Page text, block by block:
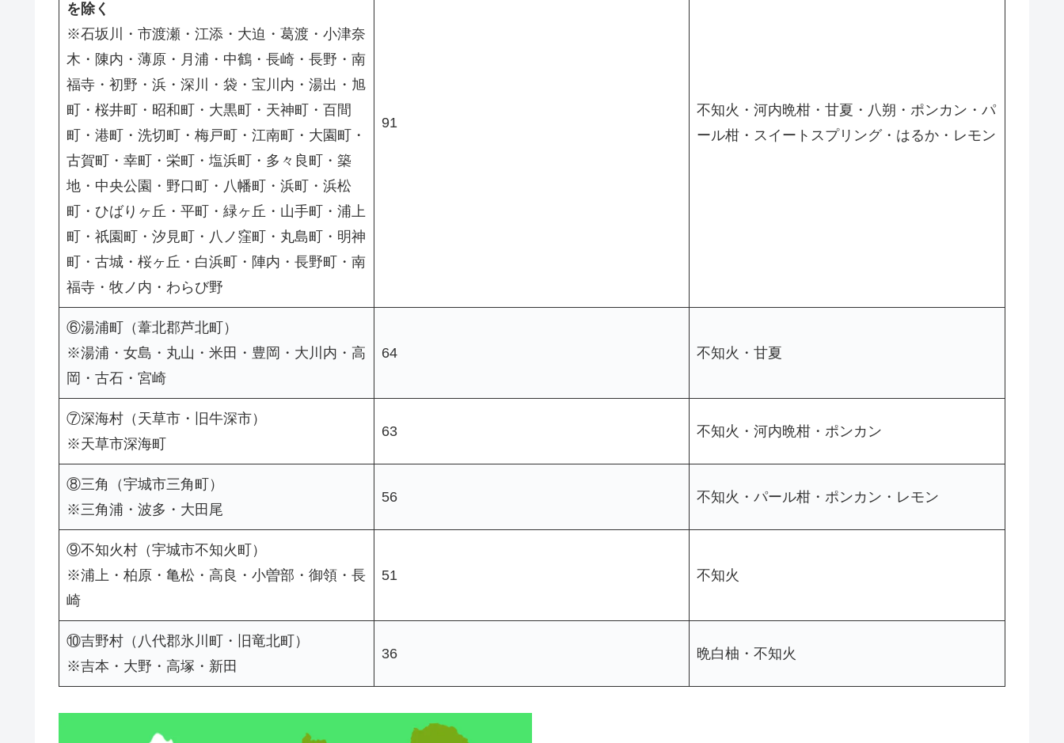
を除く
※石坂川・市渡瀬・江添・大迫・葛渡・小津奈
木・陳内・薄原・月浦・中鶴・長崎・長野・南
福寺・初野・浜・深川・袋・宝川内・湯出・旭
町・桜井町・昭和町・大黒町・天神町・百間
町・港町・洗切町・梅戸町・江南町・大園町・
古賀町・幸町・栄町・塩浜町・多々良町・築
地・中央公園・野口町・八幡町・浜町・浜松
町・ひばりヶ丘・平町・緑ヶ丘・山手町・浦上
町・祇園町・汐見町・八ノ窪町・丸島町・明神
町・古城・桜ヶ丘・白浜町・陣内・長野町・南
福寺・牧ノ内・わらび野
91
不知火・河内晩柑・甘夏・八朔・ポンカン・パ
ール柑・スイートスプリング・はるか・レモン
⑥湯浦町（葦北郡芦北町）
※湯浦・女島・丸山・米田・豊岡・大川内・高
岡・古石・宮崎
64 不知火・甘夏
⑦深海村（天草市・旧牛深市）
※天草市深海町
63 不知火・河内晩柑・ポンカン
⑧三角（宇城市三角町）
※三角浦・波多・大田尾
56 不知火・パール柑・ポンカン・レモン
⑨不知火村（宇城市不知火町）
※浦上・柏原・亀松・高良・小曽部・御領・長
崎
51 不知火
⑩吉野村（八代郡氷川町・旧竜北町）
※吉本・大野・高塚・新田
36 晩白柚・不知火